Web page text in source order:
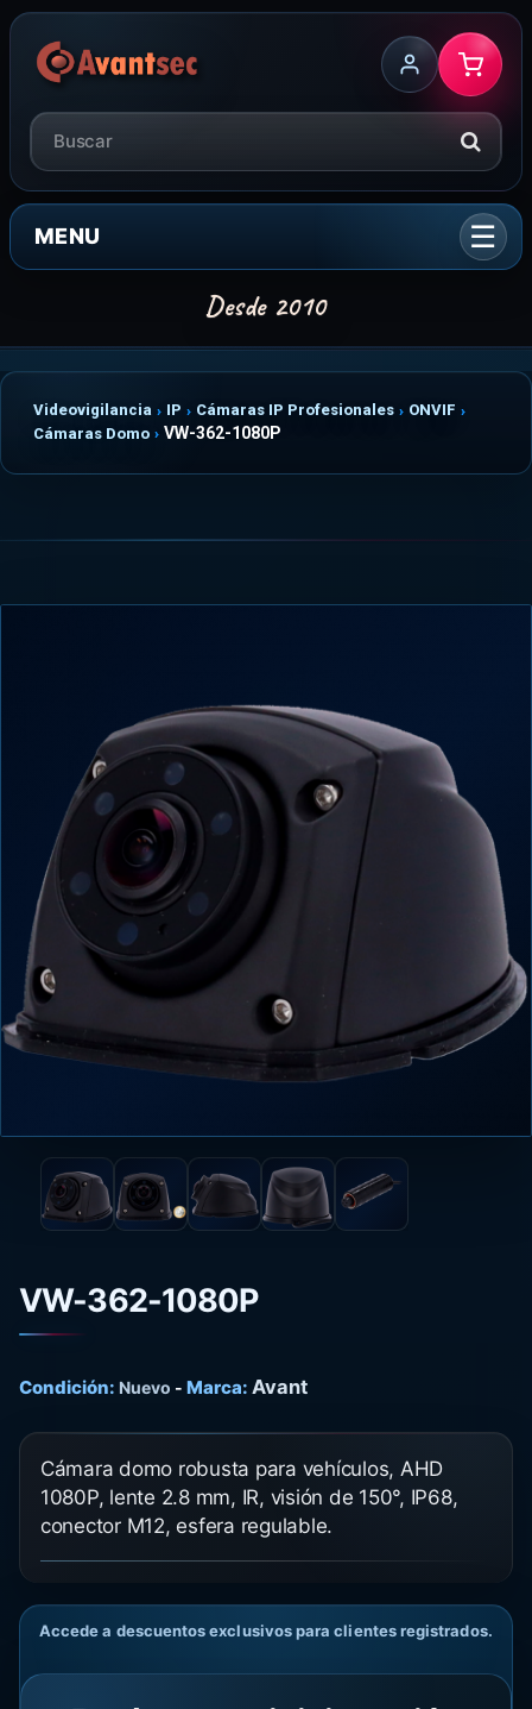
MENU
Videovigilancia IP Cámaras IP Profesionales
ONVIF
Cámaras Domo
VW-362-1080P
VW-362-1080P
Condición: Nuevo - Marca: Avant
Cámara domo robusta para vehículos, AHD
1080P, lente 2.8 mm, IR, visión de 150°, IP68,
conector M12, esfera regulable.
Accede a descuentos exclusivos para clientes registrados.